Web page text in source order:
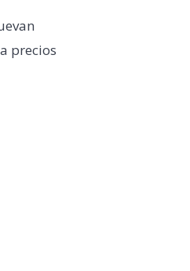
precios